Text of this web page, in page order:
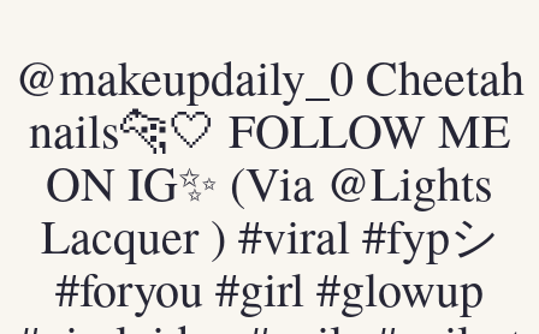
@makeupdaily_0 Cheetah
nails🐆🤍 FOLLOW ME
ON IG✨ (Via @Lights
Lacquer ) #viral#fypシ
#foryou #girl#glowup